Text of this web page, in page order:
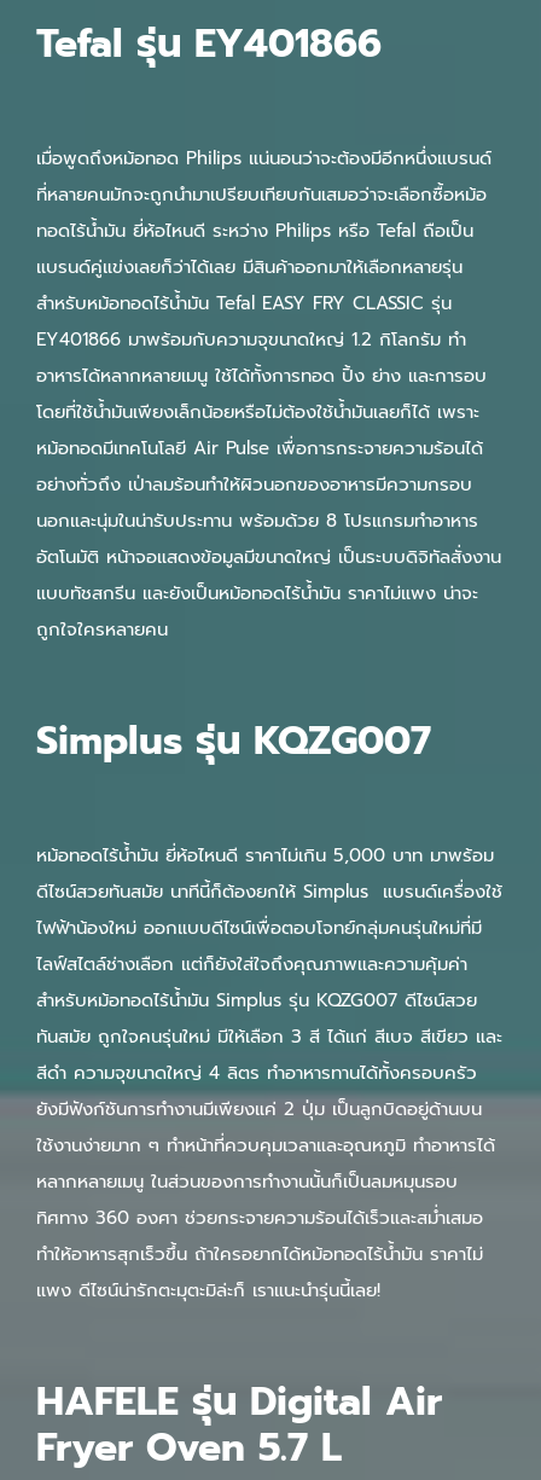
Tefal รุ่น EY401866
เมื่อพูดถึงหม้อทอด Philips แน่นอนว่าจะต้องมีอีกหนึ่งแบรนด์
ที่หลายคนมักจะถูกนำมาเปรียบเทียบกันเสมอว่าจะเลือกซื้อหม้อ
ทอดไร้น้ำมัน ยี่ห้อไหนดี ระหว่าง Philips หรือ Tefal ถือเป็น
แบรนด์คู่แข่งเลยก็ว่าได้เลย มีสินค้าออกมาให้เลือกหลายรุ่น
สำหรับหม้อทอดไร้น้ำมัน Tefal EASY FRY CLASSIC รุ่น
EY401866 มาพร้อมกับความจุขนาดใหญ่ 1.2 กิโลกรัม ทำ
อาหารได้หลากหลายเมนู ใช้ได้ทั้งการทอด ปิ้ง ย่าง และการอบ
โดยที่ใช้น้ำมันเพียงเล็กน้อยหรือไม่ต้องใช้น้ำมันเลยก็ได้ เพราะ
หม้อทอดมีเทคโนโลยี Air Pulse เพื่อการกระจายความร้อนได้
อย่างทั่วถึง เป่าลมร้อนทำให้ผิวนอกของอาหารมีความกรอบ
นอกและนุ่มในน่ารับประทาน พร้อมด้วย 8 โปรแกรมทำอาหาร
อัตโนมัติ หน้าจอแสดงข้อมูลมีขนาดใหญ่ เป็นระบบดิจิทัลสั่งงาน
แบบทัชสกรีน และยังเป็นหม้อทอดไร้น้ำมัน ราคาไม่แพง น่าจะ
ถูกใจใครหลายคน
Simplus รุ่น KQZG007
หม้อทอดไร้น้ำมัน ยี่ห้อไหนดี ราคาไม่เกิน 5,000 บาท มาพร้อม
ดีไซน์สวยทันสมัย นาทีนี้ก็ต้องยกให้ Simplus แบรนด์เครื่องใช้
ไฟฟ้าน้องใหม่ ออกแบบดีไซน์เพื่อตอบโจทย์กลุ่มคนรุ่นใหม่ที่มี
ไลฟ์สไตล์ช่างเลือก แต่ก็ยังใส่ใจถึงคุณภาพและความคุ้มค่า
สำหรับหม้อทอดไร้น้ำมัน Simplus รุ่น KQZG007 ดีไซน์สวย
ทันสมัย ถูกใจคนรุ่นใหม่ มีให้เลือก 3 สี ได้แก่ สีเบจ สีเขียว และ
สีดำ ความจุขนาดใหญ่ 4 ลิตร ทำอาหารทานได้ทั้งครอบครัว
ยังมีฟังก์ชันการทำงานมีเพียงแค่ 2 ปุ่ม เป็นลูกบิดอยู่ด้านบน
ใช้งานง่ายมาก ๆ ทำหน้าที่ควบคุมเวลาและอุณหภูมิ ทำอาหารได้
หลากหลายเมนู ในส่วนของการทำงานนั้นก็เป็นลมหมุนรอบ
ทิศทาง 360 องศา ช่วยกระจายความร้อนได้เร็วและสม่ำเสมอ
ทำให้อาหารสุกเร็วขึ้น ถ้าใครอยากได้หม้อทอดไร้น้ำมัน ราคาไม่
แพง ดีไซน์น่ารักตะมุตะมิล่ะก็ เราแนะนำรุ่นนี้เลย!
HAFELE รุ่น Digital Air
Fryer Oven 5.7 L